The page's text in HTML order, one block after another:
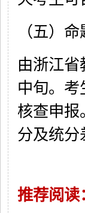
（五）
由浙江
中旬。
核查申报
分及统分
推荐阅读